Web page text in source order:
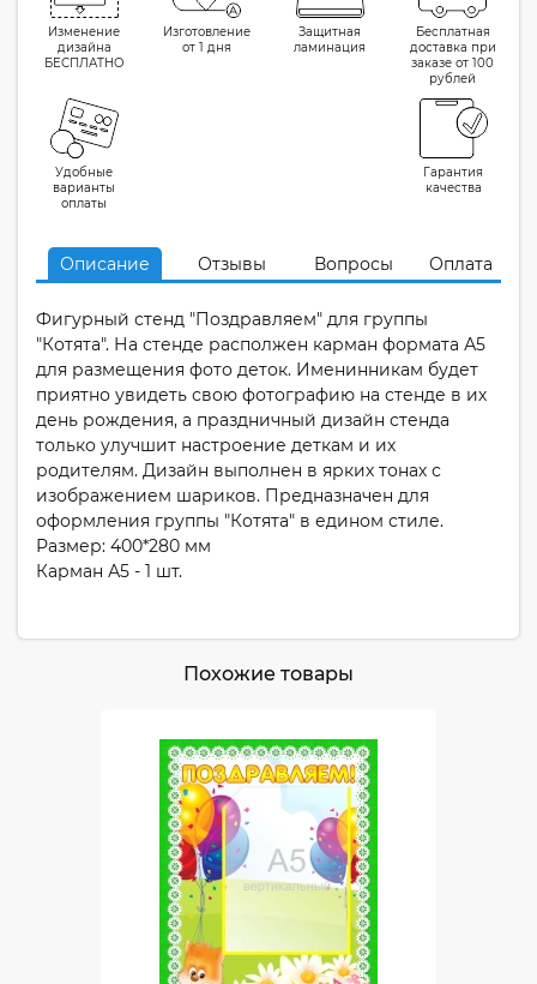
Изменение
дизайна
БЕСПЛАТНО
Изготовление
от 1 дня
Защитная
ламинация
Бесплатная
доставка при
заказе от 100
рублей
Удобные
варианты
оплаты
Гарантия
качества
Описание Отзывы Вопросы Оплата
Фигурный стенд "Поздравляем" для группы
"Котята". На стенде располжен карман формата А5
для размещения фото деток. Именинникам будет
приятно увидеть свою фотографию на стенде в их
день рождения, а праздничный дизайн стенда
только улучшит настроение деткам и их
родителям. Дизайн выполнен в ярких тонах с
изображением шариков. Предназначен для
оформления группы "Котята" в едином стиле.
Размер: 400*280 мм
Карман А5 - 1 шт.
Похожие товары